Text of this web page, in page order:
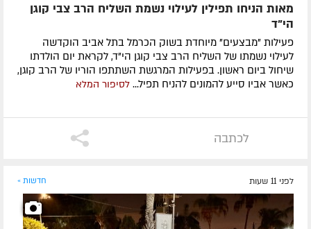
מאות הניחו תפילין לעילוי נשמת השליח הרב צבי קוגן
הי”ד
פעילות "מבצעים" מיוחדת בשוק הכרמל בתל אביב הוקדשה
לעילוי נשמתו של השליח הרב צבי קוגן הי"ד, לקראת יום הולדתו
שיחול ביום ראשון. בפעילות המרגשת השתתפו הוריו של הרב קוגן,
כאשר אביו סייע להמונים להניח תפיל... לסיפור המלא
לכתבה
לפני 11 שעות חדשות »